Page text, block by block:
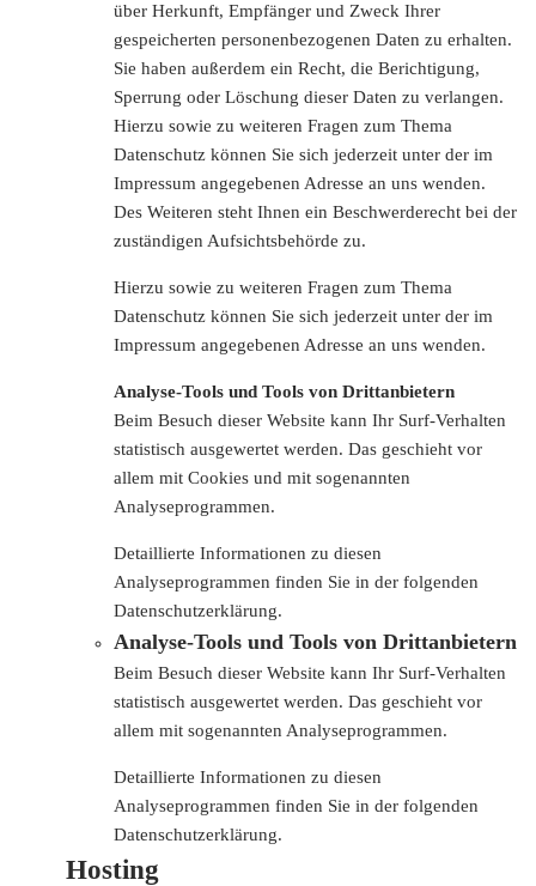
über Herkunft, Empfänger und Zweck Ihrer
gespeicherten personenbezogenen Daten zu erhalten.
Sie haben außerdem ein Recht, die Berichtigung,
Sperrung oder Löschung dieser Daten zu verlangen.
Hierzu sowie zu weiteren Fragen zum Thema
Datenschutz können Sie sich jederzeit unter der im
Impressum angegebenen Adresse an uns wenden.
Des Weiteren steht Ihnen ein Beschwerderecht bei der
zuständigen Aufsichtsbehörde zu.
Hierzu sowie zu weiteren Fragen zum Thema
Datenschutz können Sie sich jederzeit unter der im
Impressum angegebenen Adresse an uns wenden.
Analyse-Tools und Tools von Drittanbietern
Beim Besuch dieser Website kann Ihr Surf-Verhalten
statistisch ausgewertet werden. Das geschieht vor
allem mit Cookies und mit sogenannten
Analyseprogrammen.
Detaillierte Informationen zu diesen
Analyseprogrammen finden Sie in der folgenden
Datenschutzerklärung.
Analyse-Tools und Tools von Drittanbietern
Beim Besuch dieser Website kann Ihr Surf-Verhalten
statistisch ausgewertet werden. Das geschieht vor
allem mit sogenannten Analyseprogrammen.
Detaillierte Informationen zu diesen
Analyseprogrammen finden Sie in der folgenden
Datenschutzerklärung.
Hosting